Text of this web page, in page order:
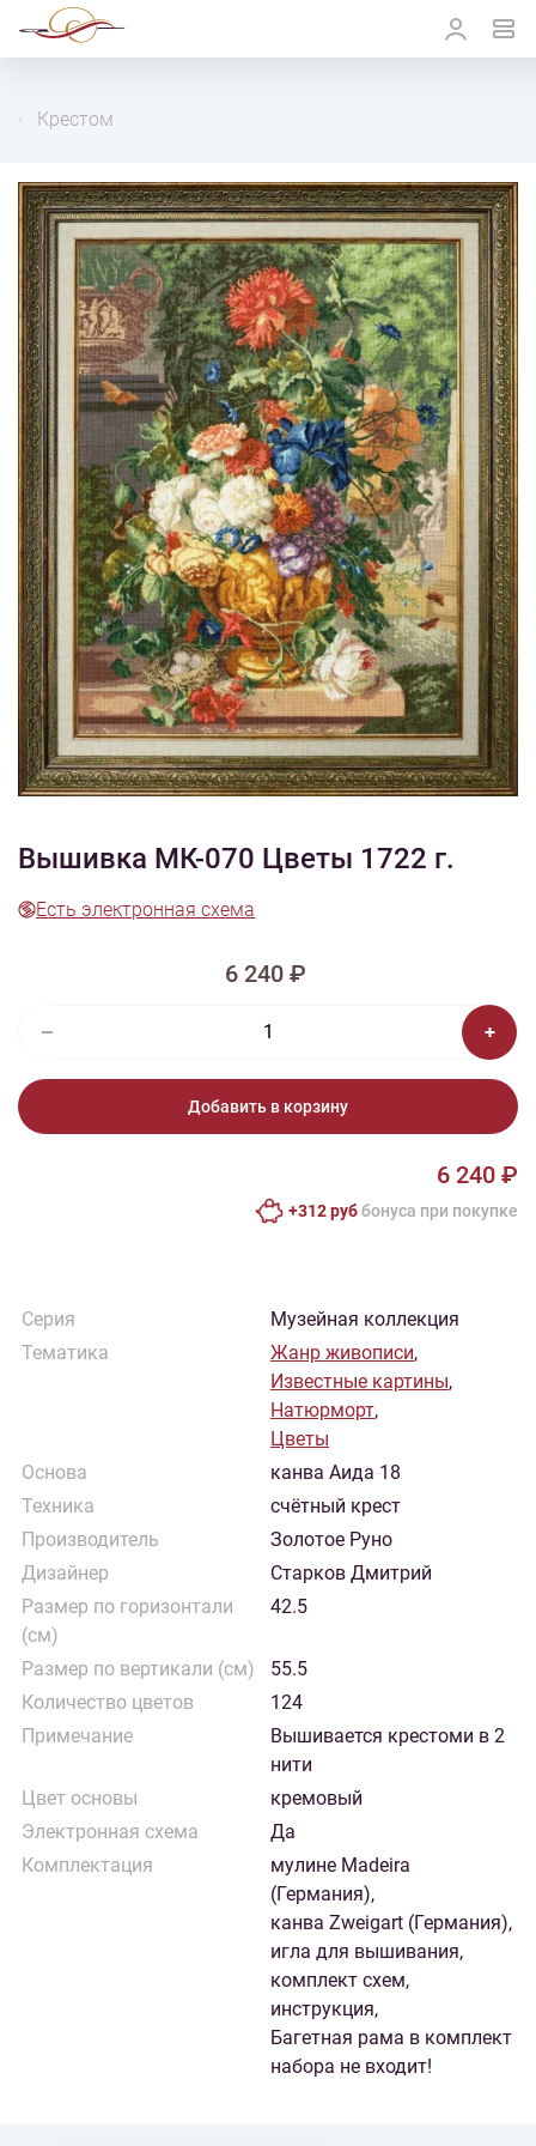
Крестом
1/6
Смотреть видео -
обзор
Смотреть видео - обзор
Изображения и цвет представленного товара могут незначительно
отличаться от оригинала продукции, взависимости от разрешения и
настроек вашего монитора, а также условий освещения при съемке
Вышивка МК-070 Цветы 1722 г.
Есть электронная схема
6 240 ₽
Добавить в корзину
6 240 ₽
+312 руббонусa при покупке
Серия
Музейная коллекция
Тематика
Жанр живописи,
Известные картины,
Натюрморт,
Цветы
Основа
канва Аида 18
Техника
счётный крест
Производитель
Золотое Руно
Дизайнер
Старков Дмитрий
Размер по горизонтали
(см)
42.5
Размер по вертикали (см)
55.5
Количество цветов
124
Примечание
Вышивается крестоми в 2
нити
Цвет основы
кремовый
Электронная схема
Да
Комплектация
мулине Madeira
(Германия),
канва Zweigart (Германия),
игла для вышивания,
комплект схем,
инструкция,
Багетная рама в комплект
набора не входит!